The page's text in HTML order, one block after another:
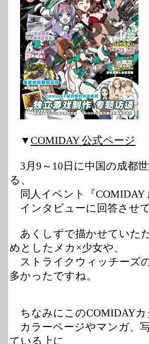
▼COMIDAY 公式ページ
3月9～10日に中国の成都
る、
同人イベント『COMIDAY
インタビューに回答させ
あくしずで描かせていた
めとしたメカ×少女や、
ストライクウィッチーズ
多かったですね。
ちなみにこのCOMIDAY
カラーページやマンガ、
ている上に